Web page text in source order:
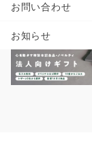
お問い合わせ
お知らせ